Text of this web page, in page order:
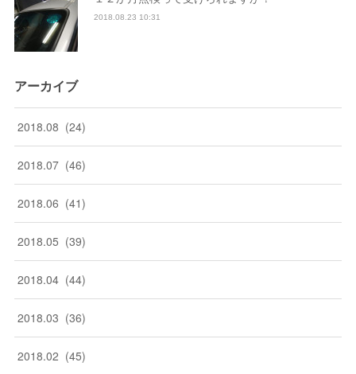
2018.08.23 10:31
アーカイブ
2018.08 (24)
2018.07 (46)
2018.06 (41)
2018.05 (39)
2018.04 (44)
2018.03 (36)
2018.02 (45)